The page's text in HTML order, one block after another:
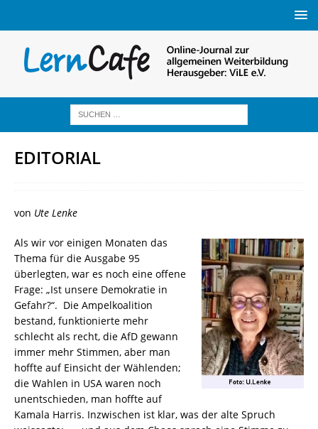
EDITORIAL
von Ute Lenke
Als wir vor einigen Monaten das
Thema für die Ausgabe 95
überlegten, war es noch eine offene
Frage: „Ist unsere Demokratie in
Gefahr?“. Die Ampelkoalition
bestand, funktionierte mehr
schlecht als recht, die AfD gewann
immer mehr Stimmen, aber man
hoffte auf Einsicht der Wählenden;
die Wahlen in USA waren noch
unentschieden, man hoffte auf
Kamala Harris. Inzwischen ist klar, was der alte Spruch